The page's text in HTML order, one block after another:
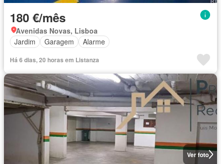
180 €/mês
Avenidas Novas, Lisboa
Jardim
Garagem Alarme
Há 6 dias, 20 horas em Listanza
Ver foto